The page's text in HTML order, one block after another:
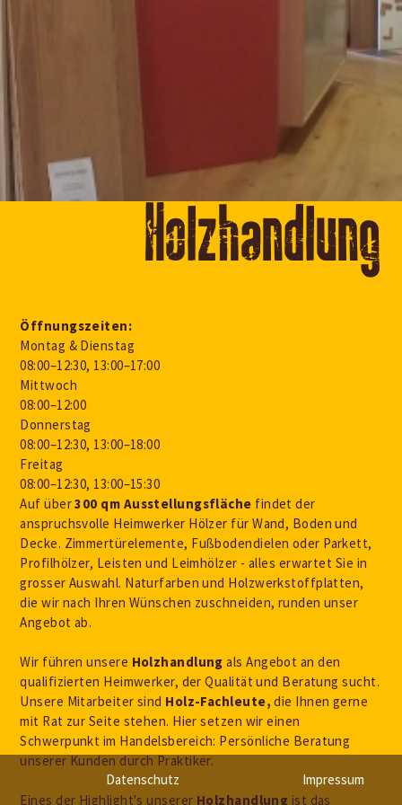
Holzhandlung
Öffnungszeiten:
Montag & Dienstag
08:00–12:30, 13:00–17:00
Mittwoch
08:00–12:00
Donnerstag
08:00–12:30, 13:00–18:00
Freitag
08:00–12:30, 13:00–15:30
Auf über300 qm Ausstellungsfläche findet der
anspruchsvolle Heimwerker Hölzer für Wand, Boden und
Decke. Zimmertürelemente, Fußbodendielen oder Parkett,
Profilhölzer, Leisten und Leimhölzer - alles erwartet Sie in
grosser Auswahl. Naturfarben und Holzwerkstoffplatten,
die wir nach Ihren Wünschen zuschneiden, runden unser
Angebot ab.
Wir führen unsere Holzhandlungals Angebot an den
qualifizierten Heimwerker, der Qualität und Beratung sucht.
Unsere Mitarbeiter sind Holz-Fachleute, die Ihnen gerne
mit Rat zur Seite stehen. Hier setzen wir einen
Schwerpunkt im Handelsbereich: Persönliche Beratung
unserer Kunden durch Praktiker.
Eines der Highlight's unserer Holzhandlung ist das
Datenschutz Impressum